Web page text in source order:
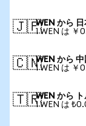
🇯🇵WEN から 日
1 WEN は ￥
🇨🇳WEN から
1 WEN は
🇹🇷WEN から
1 WEN は